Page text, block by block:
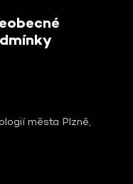
města Plzně,